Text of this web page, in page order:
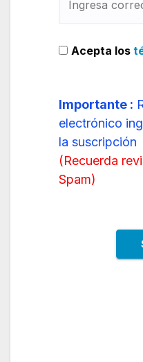
Acepta los
Importante :
electrónico
la suscripción
(Recuerda
Spam)